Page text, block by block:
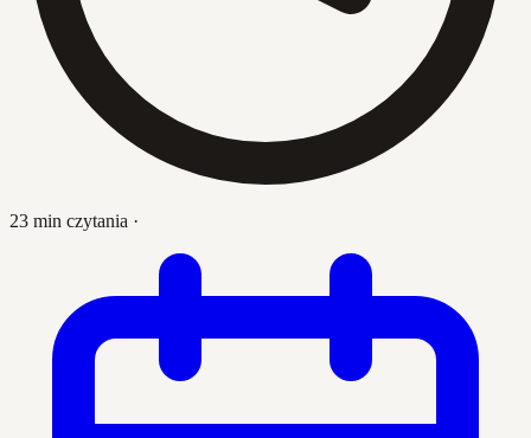
23 min czytania ·